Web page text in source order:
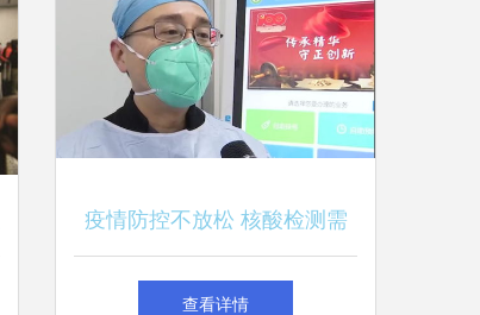
疫情防控不放松 核酸检测需
求上升 医院强化服务措施 检
查看详情